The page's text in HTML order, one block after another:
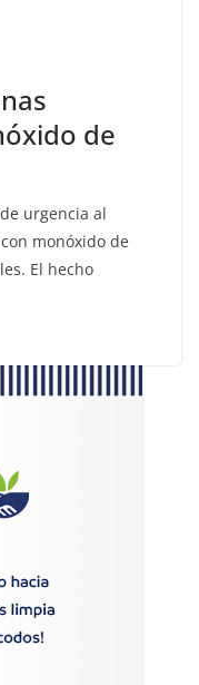
de
urgencia al
monóxido de
El hecho